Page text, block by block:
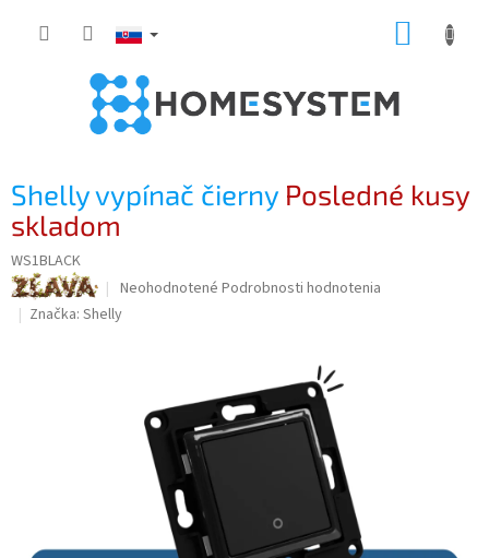
Shelly vypínač čierny Posledné kusy
skladom
WS1BLACK
Priemerné
hodnotenie
produktu
hviezdičiek.
Neohodnotené Podrobnosti hodnotenia
Značka: Shelly